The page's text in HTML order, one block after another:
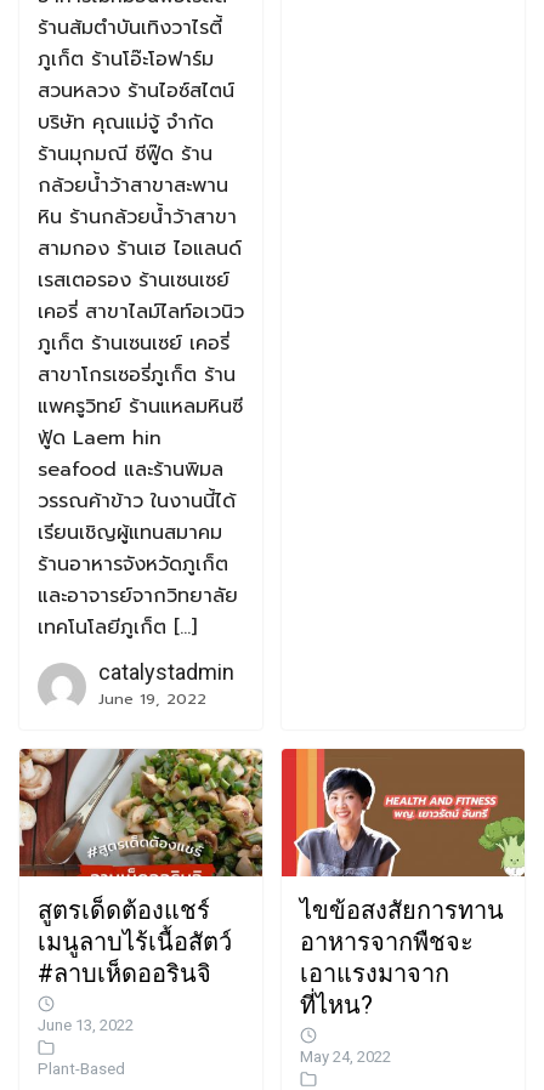
ร้านส้มตำบันเทิงวาไรตี้
ภูเก็ต ร้านโอ๊ะโอฟาร์ม
สวนหลวง ร้านไอซ์สไตน์
บริษัท คุณแม่จู้ จำกัด
ร้านมุกมณี ชีฟู๊ด ร้าน
กล้วยน้ำว้าสาขาสะพาน
หิน ร้านกล้วยน้ำว้าสาขา
สามกอง ร้านเฮ ไอแลนด์
เรสเตอรอง ร้านเซนเซย์
เคอรี่ สาขาไลม์ไลท์อเวนิว
ภูเก็ต ร้านเซนเซย์ เคอรี่
สาขาโกรเซอรี่ภูเก็ต ร้าน
แพครูวิทย์ ร้านแหลมหินซี
ฟู้ด Laem hin
seafood และร้านพิมล
วรรณค้าข้าว ในงานนี้ได้
เรียนเชิญผู้แทนสมาคม
ร้านอาหารจังหวัดภูเก็ต
และอาจารย์จากวิทยาลัย
เทคโนโลยีภูเก็ต […]
catalystadmin
June 19, 2022
สูตรเด็ดต้องแชร์
เมนูลาบไร้เนื้อสัตว์
#ลาบเห็ดออรินจิ
June 13, 2022
Plant-Based
ไขข้อสงสัยการทาน
อาหารจากพืชจะ
เอาแรงมาจาก
ที่ไหน?
May 24, 2022